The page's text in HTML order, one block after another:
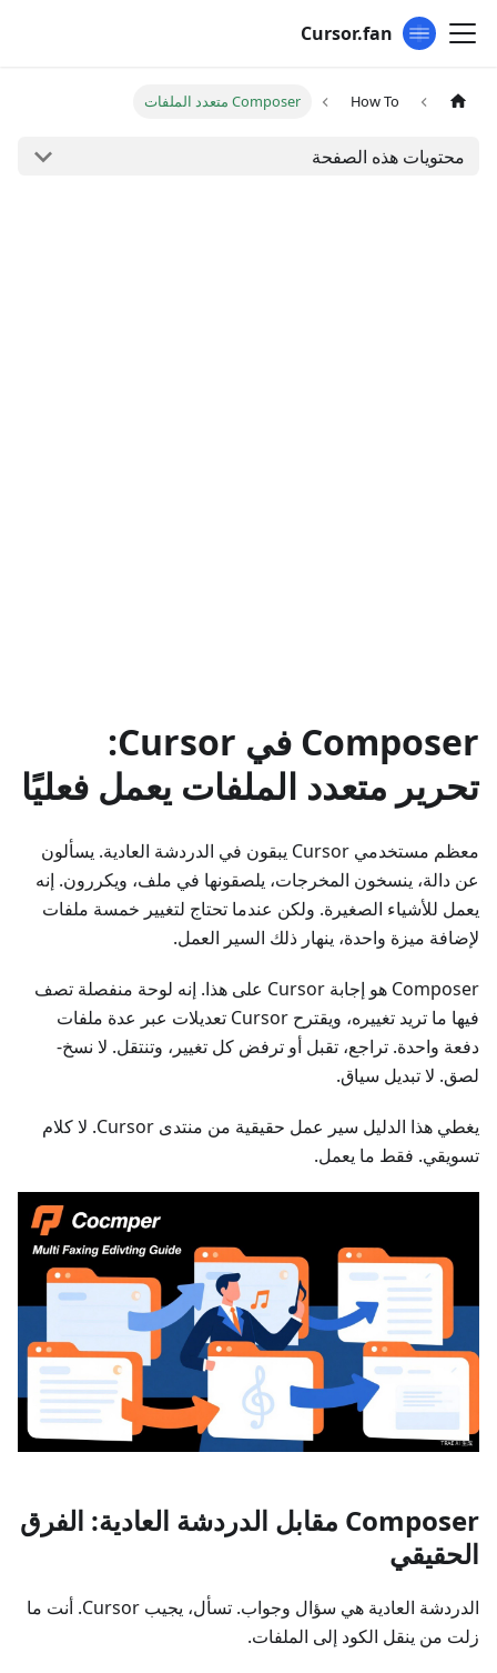
Cursor.fan
How To Composer متعدد الملفات
محتويات هذه الصفحة
Composer في Cursor:
تحرير متعدد الملفات يعمل فعليًا
معظم مستخدمي Cursor يبقون في الدردشة العادية. يسألون
عن دالة، ينسخون المخرجات، يلصقونها في ملف، ويكررون. إنه
يعمل للأشياء الصغيرة. ولكن عندما تحتاج لتغيير خمسة ملفات
لإضافة ميزة واحدة، ينهار ذلك السير العمل.
Composer هو إجابة Cursor على هذا. إنه لوحة منفصلة تصف
فيها ما تريد تغييره، ويقترح Cursor تعديلات عبر عدة ملفات
دفعة واحدة. تراجع، تقبل أو ترفض كل تغيير، وتنتقل. لا نسخ-
لصق. لا تبديل سياق.
يغطي هذا الدليل سير عمل حقيقية من منتدى Cursor. لا كلام
تسويقي. فقط ما يعمل.
Composer مقابل الدردشة العادية: الفرق
الحقيقي
الدردشة العادية هي سؤال وجواب. تسأل، يجيب Cursor. أنت ما
زلت من ينقل الكود إلى الملفات.